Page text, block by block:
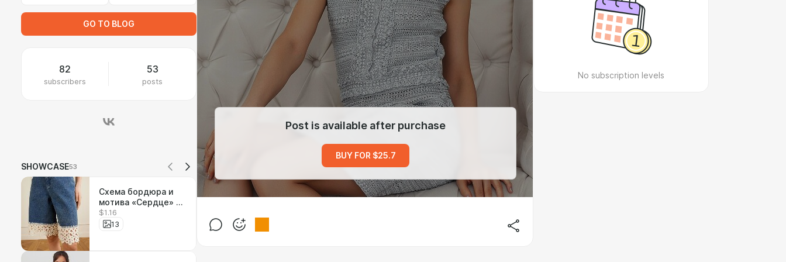
GO TO BLOG
82
subscribers
53
posts
SHOWCASE53
Схема бордюра и
мотива «Сердце» от
бренда SEA
$1.16
13
Post is available after purchase
BUY FOR $25.7
No subscription levels